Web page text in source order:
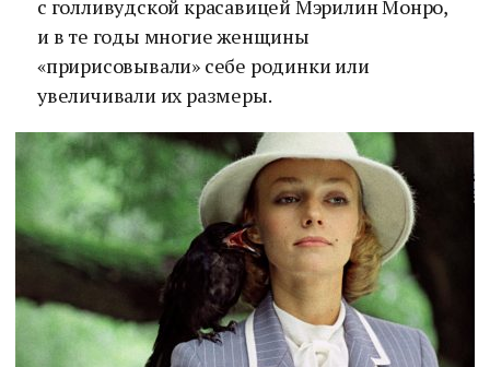
с голливудской красавицей Мэрилин Монро,
и в те годы многие женщины
«пририсовывали» себе родинки или
увеличивали их размеры.